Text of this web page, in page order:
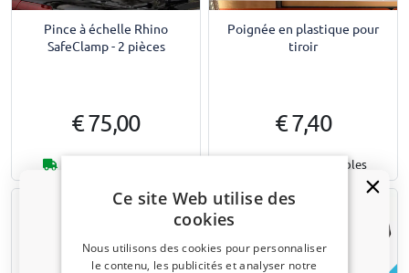
Pince à échelle Rhino
SafeClamp - 2 pièces
€ 75,00
Poignée en plastique pour
tiroir
€ 7,40
7-15 jours ouvrables
Ce site Web utilise des
cookies
Nous utilisons des cookies pour personnaliser
le contenu, les publicités et analyser notre